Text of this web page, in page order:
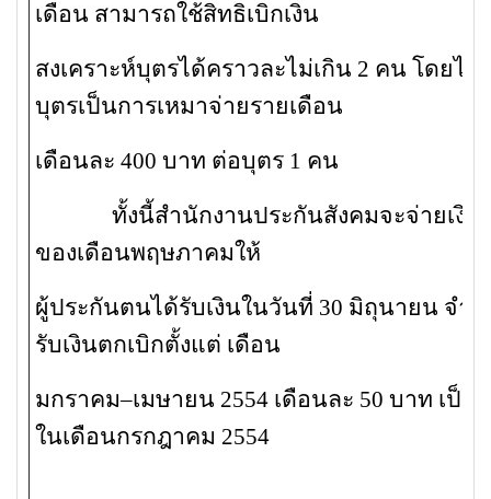
เดือน สามารถใช้สิทธิเบิกเงิน
สงเคราะห์บุตรได้คราวละไม่เกิน 2 คน โดยได้
บุตรเป็นการเหมาจ่ายรายเดือน
เดือนละ 400 บาท ต่อบุตร 1 คน
ทั้งนี้สำนักงานประกันสังคมจะจ่ายเงิน
ของเดือนพฤษภาคมให้
ผู้ประกันตนได้รับเงินในวันที่ 30 มิถุนายน จำ
รับเงินตกเบิกตั้งแต่ เดือน
มกราคม–เมษายน 2554 เดือนละ 50 บาท เป็น
ในเดือนกรกฎาคม 2554